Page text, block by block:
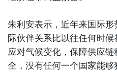
朱利安表示，近年来国际
际伙伴关系比以往任何时
应对气候变化，保障供应
全，没有任何一个国家能